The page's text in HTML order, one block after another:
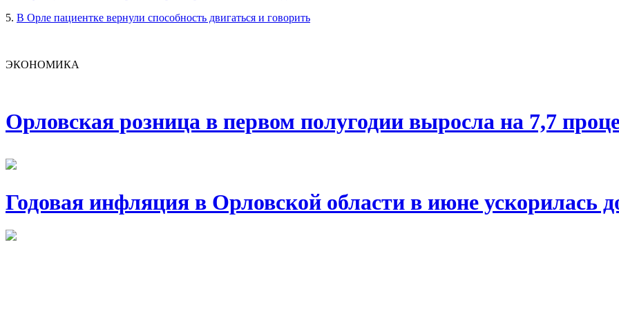
5. В Орле пациентке вернули способность двигаться и говорить
ЭКОНОМИКА
Орловская розница в первом полугодии выросла на 7,7
Годовая инфляция в Орловской области в июне ускорилась